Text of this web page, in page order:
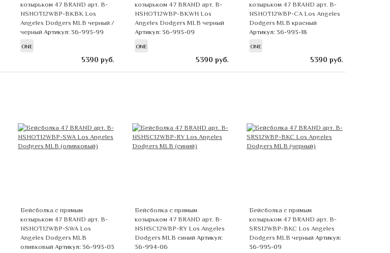
козырьком 47 BRAND арт. B-
NSHOT12WBP-BKBK Los
Angeles Dodgers MLB черный /
черный Артикул: 36-993-99
ONE
5390 руб.
козырьком 47 BRAND арт. B-
NSHOT12WBP-BKWH Los
Angeles Dodgers MLB черный
Артикул: 36-993-09
ONE
5390 руб.
козырьком 47 BRAND арт. B-
NSHOT12WBP-CA Los Angeles
Dodgers MLB красный
Артикул: 36-993-18
ONE
5390 руб.
Бейсболка с прямым
козырьком 47 BRAND арт. B-
NSHOT12WBP-SWA Los
Angeles Dodgers MLB
оливковый Артикул: 36-993-03
Бейсболка с прямым
козырьком 47 BRAND арт. B-
NSHSC12WBP-RY Los Angeles
Dodgers MLB синий Артикул:
36-994-06
Бейсболка с прямым
козырьком 47 BRAND арт. B-
SRS12WBP-BKC Los Angeles
Dodgers MLB черный Артикул:
36-995-09